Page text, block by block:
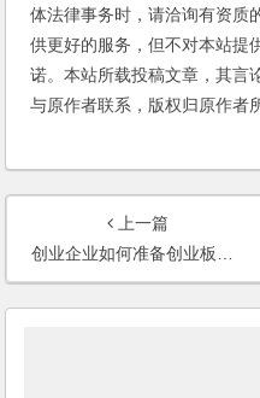
体法律事务时，请洽询有资质
供更好的服务，但不对本站提
诺。本站所载投稿文章，其言
与原作者联系，版权归原作者
上一篇
创业企业如何准备创业板上市(2008)